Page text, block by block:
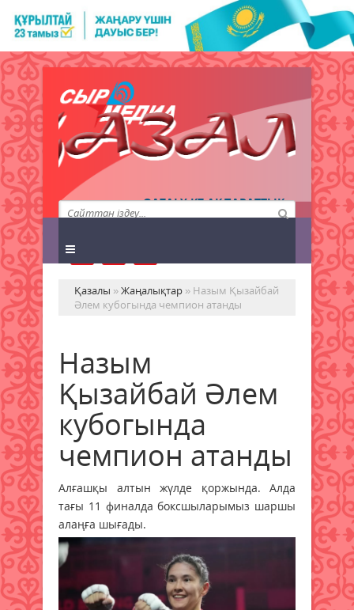
QAZALY.KZ АҚПАРАТТЫҚ
АГЕНТТІГІ
Қазалы »Жаңалықтар » Назым Қызайбай
Әлем кубогында чемпион атанды
Назым
Қызайбай Әлем
кубогында
чемпион атанды
Алғашқы алтын жүлде қоржында. Алда
тағы 11 финалда боксшыларымыз шаршы
алаңға шығады.